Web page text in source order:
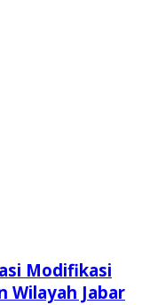
Modifikasi
Wilayah Jabar